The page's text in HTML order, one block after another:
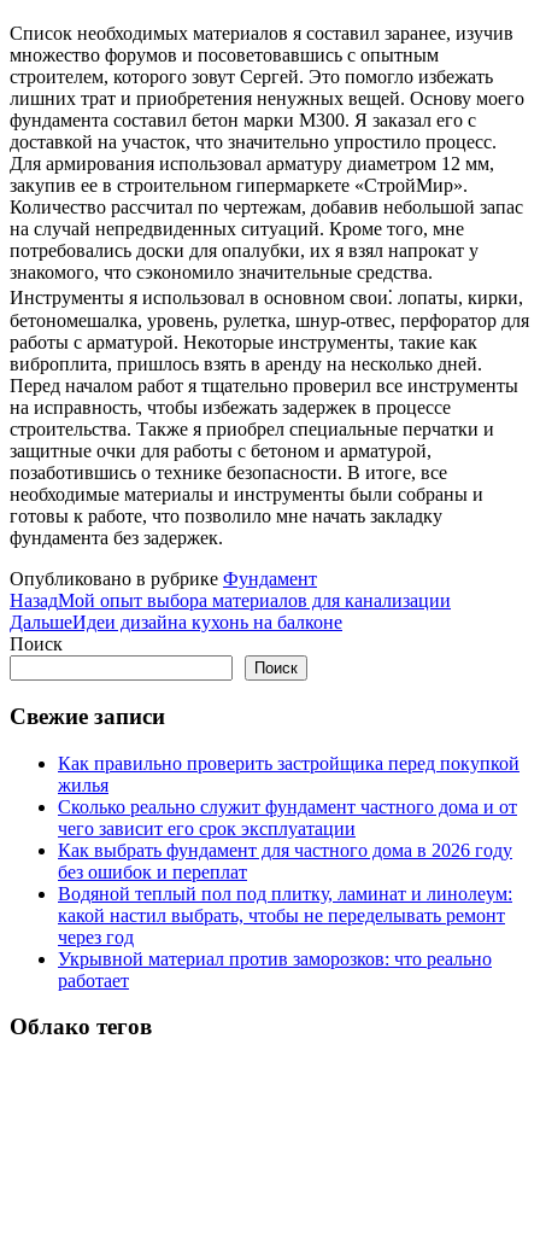
Список необходимых материалов я составил заранее, изучив
множество форумов и посоветовавшись с опытным
строителем, которого зовут Сергей. Это помогло избежать
лишних трат и приобретения ненужных вещей. Основу моего
фундамента составил бетон марки М300. Я заказал его с
доставкой на участок, что значительно упростило процесс.
Для армирования использовал арматуру диаметром 12 мм,
закупив ее в строительном гипермаркете «СтройМир».
Количество рассчитал по чертежам, добавив небольшой запас
на случай непредвиденных ситуаций. Кроме того, мне
потребовались доски для опалубки, их я взял напрокат у
знакомого, что сэкономило значительные средства.
Инструменты я использовал в основном свои⁚ лопаты, кирки,
бетономешалка, уровень, рулетка, шнур-отвес, перфоратор для
работы с арматурой. Некоторые инструменты, такие как
виброплита, пришлось взять в аренду на несколько дней.
Перед началом работ я тщательно проверил все инструменты
на исправность, чтобы избежать задержек в процессе
строительства. Также я приобрел специальные перчатки и
защитные очки для работы с бетоном и арматурой,
позаботившись о технике безопасности. В итоге, все
необходимые материалы и инструменты были собраны и
готовы к работе, что позволило мне начать закладку
фундамента без задержек.
Опубликовано в рубрике Фундамент
НазадМой опыт выбора материалов для канализации
ДальшеИдеи дизайна кухонь на балконе
Поиск
Поиск
Свежие записи
Как правильно проверить застройщика перед покупкой
жилья
Сколько реально служит фундамент частного дома и от
чего зависит его срок эксплуатации
Как выбрать фундамент для частного дома в 2026 году
без ошибок и переплат
Водяной теплый пол под плитку, ламинат и линолеум:
какой настил выбрать, чтобы не переделывать ремонт
через год
Укрывной материал против заморозков: что реально
работает
Облако тегов